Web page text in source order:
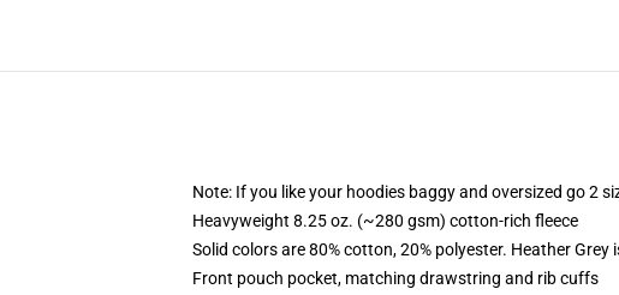
Note: If you like your hoodies baggy and oversized go 2
Heavyweight 8.25 oz. (~280 gsm) cotton-rich fleece
Solid colors are 80% cotton, 20% polyester. Heather
Front pouch pocket, matching drawstring and rib cuffs